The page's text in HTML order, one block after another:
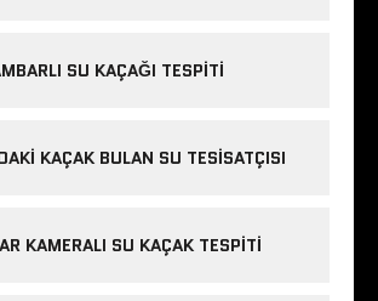
SU KAÇAĞI TESPITI
KAÇAK BULAN SU TESISATÇISI
KAMERALI SU KAÇAK TESPITI